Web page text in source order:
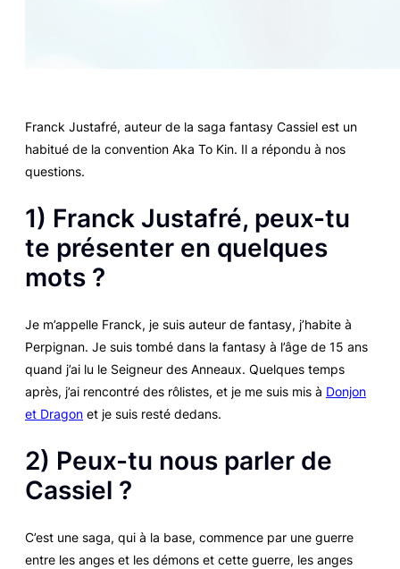
Franck Justafré, auteur de la saga fantasy Cassiel est un
habitué de la convention Aka To Kin. Il a répondu à nos
questions.
1) Franck Justafré, peux-tu
te présenter en quelques
mots ?
Je m’appelle Franck, je suis auteur de fantasy, j’habite à
Perpignan. Je suis tombé dans la fantasy à l’âge de 15 ans
quand j’ai lu le Seigneur des Anneaux. Quelques temps
après, j’ai rencontré des rôlistes, et je me suis mis à Donjon
et Dragon et je suis resté dedans.
2) Peux-tu nous parler de
Cassiel ?
C’est une saga, qui à la base, commence par une guerre
entre les anges et les démons et cette guerre, les anges